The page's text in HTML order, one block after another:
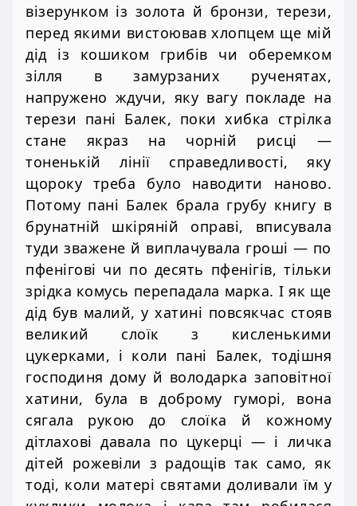
візерунком із золота й бронзи, терези,
перед якими вистоював хлопцем ще мій
дід із кошиком грибів чи оберемком
зілля в замурзаних рученятах,
напружено ждучи, яку вагу покладе на
терези пані Балек, поки хибка стрілка
стане якраз на чорній рисці —
тоненькій лінії справедливості, яку
щороку треба було наводити наново.
Потому пані Балек брала грубу книгу в
брунатній шкіряній оправі, вписувала
туди зважене й виплачувала гроші — по
пфенігові чи по десять пфенігів, тільки
зрідка комусь перепадала марка. І як ще
дід був малий, у хатині повсякчас стояв
великий слоїк з кисленькими
цукерками, і коли пані Балек, тодішня
господиня дому й володарка заповітної
хатини, була в доброму гуморі, вона
сягала рукою до слоїка й кожному
дітлахові давала по цукерці — і личка
дітей рожевіли з радощів так само, як
тоді, коли матері святами доливали їм у